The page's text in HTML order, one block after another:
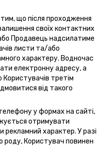
що після проходження
своїх контактних
Продавець надсилатиме
листи та/або
характеру. Водночас
електронну адресу, а
Користувачів третім
від такого
у формах на сайті,
отримувати
рекламний характер. У разі
роду, Користувач повинен